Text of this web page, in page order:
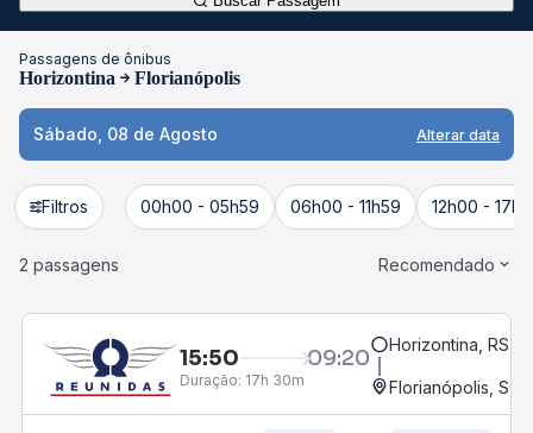
Passagens de ônibus
Horizontina Florianópolis
Sábado, 08 de Agosto Alterar data
Filtros 00h00 - 05h59 06h00 - 11h59 12h00 -
2 passagens Recomendado
15:50 09:20
Duração: 17h 30m
Horizontina, RS
Florianópolis, SC